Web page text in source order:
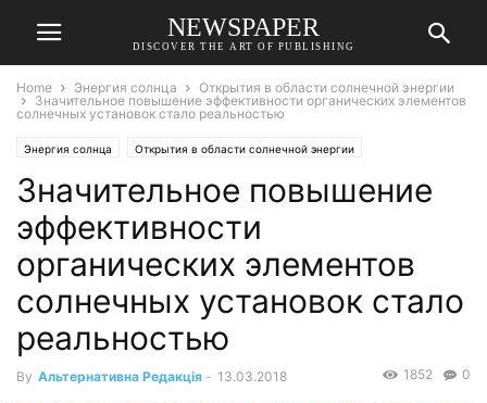
NEWSPAPER
DISCOVER THE ART OF PUBLISHING
Home Энергия солнца
Открытия в области солнечной энергии
Значительное повышение эффективности органических элементов
солнечных установок стало реальностью
Энергия солнца Открытия в области солнечной энергии
Значительное повышение
эффективности
органических элементов
солнечных установок стало
реальностью
By Альтернативна Редакція - 13.03.2018 0
1852